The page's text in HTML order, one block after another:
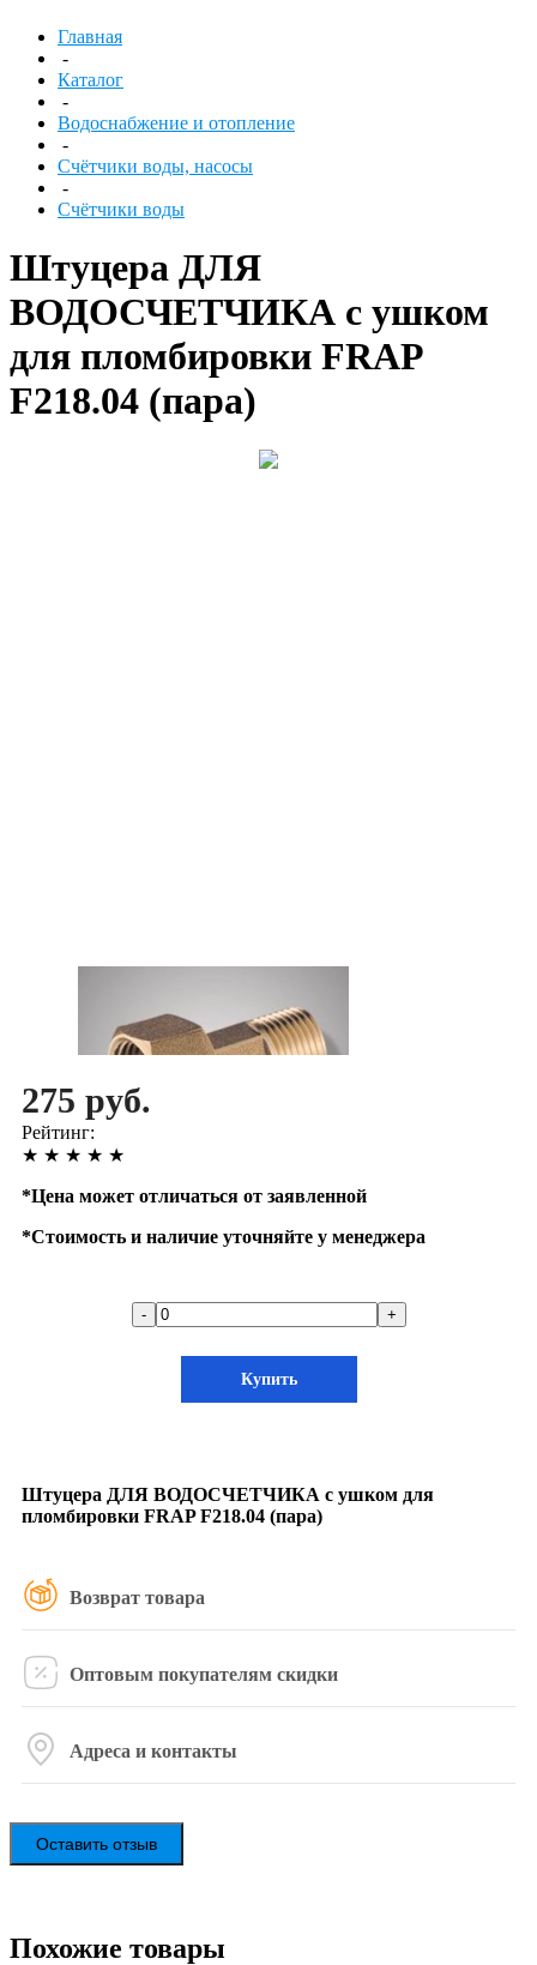
Главная
-
Каталог
-
Водоснабжение и отопление
-
Счётчики воды, насосы
-
Счётчики воды
Штуцера ДЛЯ
ВОДОСЧЕТЧИКА с ушком
для пломбировки FRAP
F218.04 (пара)
275 руб.
Рейтинг:
★ ★ ★ ★ ★
*Цена может отличаться от заявленной
*Стоимость и наличие уточняйте у менеджера
- +
Купить
Штуцера ДЛЯ ВОДОСЧЕТЧИКА с ушком для
пломбировки FRAP F218.04 (пара)
Возврат товара
Оптовым покупателям скидки
Адреса и контакты
Оставить отзыв
Похожие товары